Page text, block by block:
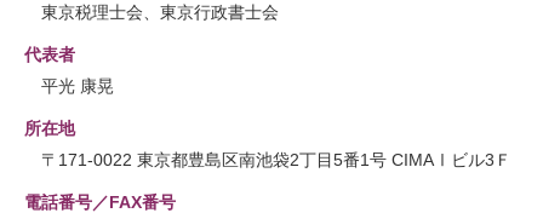
東京税理士会、東京行政書士会
代表者
平光 康晃
所在地
〒171-0022 東京都豊島区南池袋2丁目5番1号 CIMAⅠビル3Ｆ
電話番号／FAX番号